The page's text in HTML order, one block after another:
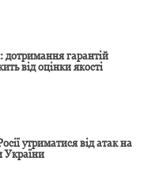
гарантій
від оцінки якості
утриматися від атак на
України